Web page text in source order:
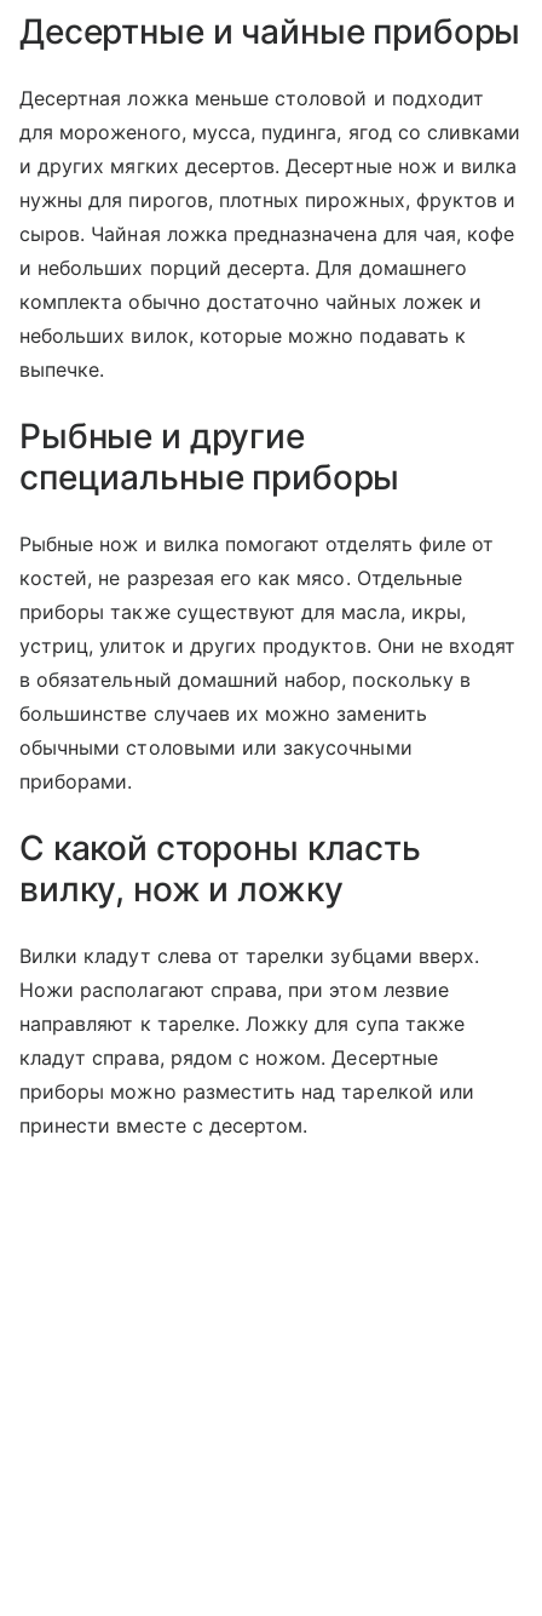
Десертные и чайные приборы
Десертная ложка меньше столовой и подходит
для мороженого, мусса, пудинга, ягод со сливками
и других мягких десертов. Десертные нож и вилка
нужны для пирогов, плотных пирожных, фруктов и
сыров. Чайная ложка предназначена для чая, кофе
и небольших порций десерта. Для домашнего
комплекта обычно достаточно чайных ложек и
небольших вилок, которые можно подавать к
выпечке.
Рыбные и другие
специальные приборы
Рыбные нож и вилка помогают отделять филе от
костей, не разрезая его как мясо. Отдельные
приборы также существуют для масла, икры,
устриц, улиток и других продуктов. Они не входят
в обязательный домашний набор, поскольку в
большинстве случаев их можно заменить
обычными столовыми или закусочными
приборами.
С какой стороны класть
вилку, нож и ложку
Вилки кладут слева от тарелки зубцами вверх.
Ножи располагают справа, при этом лезвие
направляют к тарелке. Ложку для супа также
кладут справа, рядом с ножом. Десертные
приборы можно разместить над тарелкой или
принести вместе с десертом.